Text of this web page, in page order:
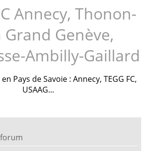
Annecy, Thonon-
Grand Genève,
Ambilly-Gaillard
Pays de Savoie : Annecy, TEGG FC,
USAAG...